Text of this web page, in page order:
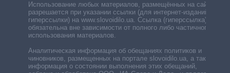
Использование любых материалов, размещённых на сайте,
разрешается при указании ссылки (для интернет-изданий —
гиперссылки) на www.slovoidilo.ua. Ссылка (гиперссылка)
обязательна вне зависимости от полного либо частичного
использования материалов.
Аналитическая информация об обещаниях политиков и
чиновников, размещенных на портале slovoidilo.ua, а также
информация о состоянии выполнения этих обещаний,